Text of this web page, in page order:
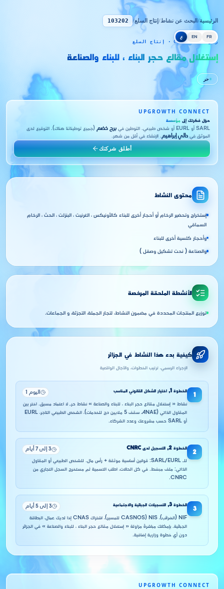
FR
EN ع
الرئيسية/ البحث عن نشاط/إنتاج السلع/
103202
رمز CNRC 103202 · إنتاج السلع
إستغلال مقالع حجر البناء ، للبناء والصناعة
حر
UPGROWTH CONNECT
حوّل فكرتك إلى مؤسسة
SARL أو EURL أو شخص طبيعي. التوطين في برج خضم (جميع توطيناتنا هناك). التوقيع لدى
الموثق في دالي إبراهيم . الإنشاء في أقل من شهر.
أطلق شركتك
محتوى النشاط
إستخراج وتحضير الرخام أو أحجار أخرى للبناء كالأونيكس ، الغرنيت ، البنزلت ، الحث ، الرخام
السماقي
وأحجار كلسية أخرى للبناء
والصناعة ( نحت تشكيل وصقل )
الأنشطة الملحقة المرخصة
توزيع المنتجات المحددة في مضمون النشاط، لتجار الجملة، التجزئة، و الجماعات.
كيفية بدء هذا النشاط في الجزائر
الإجراء الرسمي، ترتيب الخطوات، والآجال الواقعية
1
الخطوة 1
, اختيار الشكل القانوني المناسب اليوم 1
نشاط « إستغلال مقالع حجر البناء ، للبناء والصناعة » نشاط حر, لا اعتماد مسبق. اختر بين
المقاول الذاتي (ANAE، سقف 5 ملايين دج للخدمات)، الشخص الطبيعي التاجر، EURL
أو SARL حسب مشروعك وعدد الشركاء.
2
الخطوة 2
, التسجيل لدى CNRC 3 إلى 7 أيام
للـ SARL/EURL: قوانين أساسية موثقة + رأس مال. للشخص الطبيعي أو المقاول
الذاتي: ملف مبسّط. في كل الحالات، اطلب التسمية ثم مستخرج السجل التجاري من
CNRC.
3
الخطوة 3
, التسجيلات الجبائية والاجتماعية 3 إلى 5 أيام
NIF (الضرائب)، NIS (CASNOS للمسير)، اشتراك CNAS إذا لديك عمال، البطاقة
الجبائية. بإمكانك مباشرةً مزاولة « إستغلال مقالع حجر البناء ، للبناء والصناعة » في الجزائر
دون أي خطوة وزارية إضافية.
UPGROWTH CONNECT